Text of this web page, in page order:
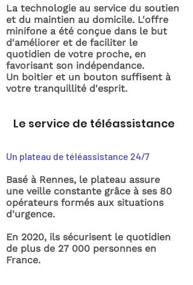
La technologie au service du soutien
et du maintien au domicile. L'offre
minifone a été conçue dans le but
d'améliorer et de faciliter le
quotidien de votre proche, en
favorisant son indépendance.
Un boitier et un bouton suffisent à
votre tranquillité d'esprit.
Le service de téléassistance
Un plateau de téléassistance 24/7
Basé à Rennes, le plateau assure
une veille constante grâce à ses 80
opérateurs formés aux situations
d'urgence.
En 2020, ils sécurisent le quotidien
de plus de 27 000 personnes en
France.